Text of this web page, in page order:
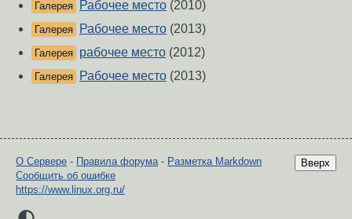
Галерея Рабочее место (2010)
Галерея Рабочее место (2013)
Галерея рабочее место (2012)
Галерея Рабочее место (2013)
Вверх
О Сервере - Правила форума- Разметка Markdown
Сообщить об ошибке
https://www.linux.org.ru/